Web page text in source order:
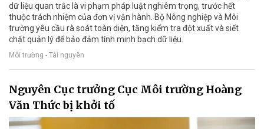
dữ liệu quan trắc là vi phạm pháp luật nghiêm trọng, trước hết
thuộc trách nhiệm của đơn vị vận hành. Bộ Nông nghiệp và Môi
trường yêu cầu rà soát toàn diện, tăng kiểm tra đột xuất và siết
chặt quản lý để bảo đảm tính minh bạch dữ liệu.
Môi trường - Tài nguyên
Nguyên Cục trưởng Cục Môi trường Hoàng
Văn Thức bị khởi tố